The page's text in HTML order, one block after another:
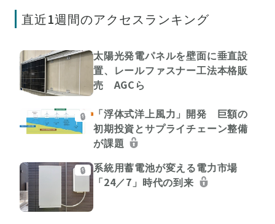
直近1週間のアクセスランキング
太陽光発電パネルを壁面に垂直設
置、レールファスナー工法本格販
売 AGCら
🔒
「浮体式洋上風力」開発 巨額の
初期投資とサプライチェーン整備
が課題
🔒
系統用蓄電池が変える電力市場
「24／7」時代の到来